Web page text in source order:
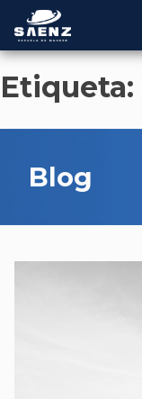
Skip
to
content
Etiqueta:
Blog